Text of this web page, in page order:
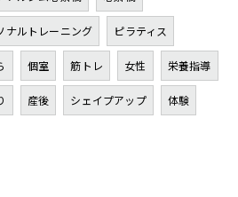
ナルトレーニング ピラティス
個室 筋トレ 女性 栄養指導
産後 シェイプアップ 体験